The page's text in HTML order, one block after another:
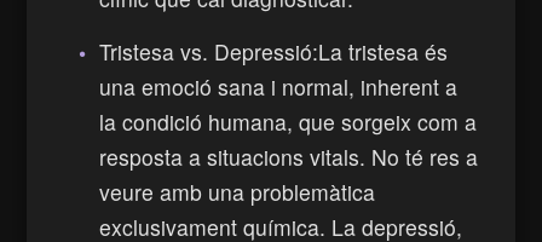
Tristesa vs. Depressió:La tristesa és
una emoció sana i normal, inherent a
la condició humana, que sorgeix com a
resposta a situacions vitals. No té res a
veure amb una problemàtica
exclusivament química. La depressió,